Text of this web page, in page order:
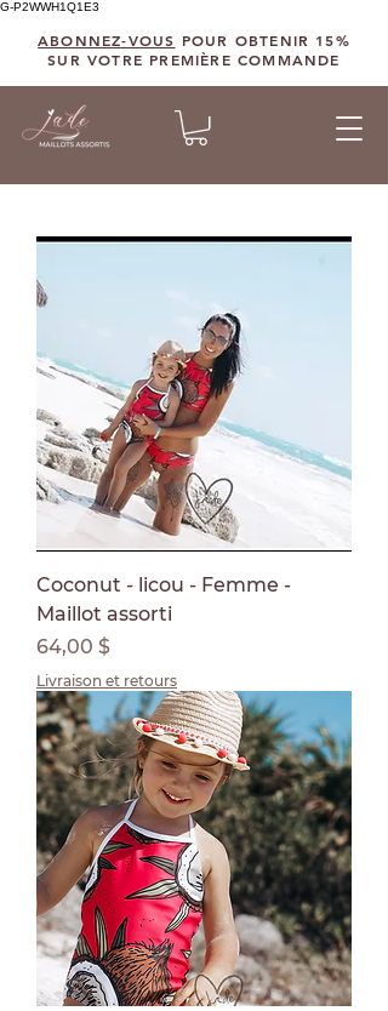
G-P2WWH1Q1E3
ABONNEZ-VOUS POUR OBTENIR 15%
SUR VOTRE PREMIÈRE COMMANDE
Coconut - licou - Femme -
Maillot assorti
Prix
64,00 $
Livraison et retours